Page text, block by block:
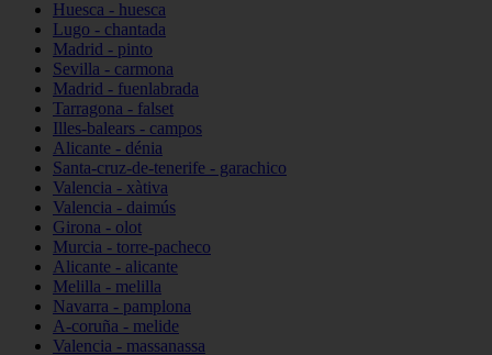
Huesca - huesca
Lugo - chantada
Madrid - pinto
Sevilla - carmona
Madrid - fuenlabrada
Tarragona - falset
Illes-balears - campos
Alicante - dénia
Santa-cruz-de-tenerife - garachico
Valencia - xàtiva
Valencia - daimús
Girona - olot
Murcia - torre-pacheco
Alicante - alicante
Melilla - melilla
Navarra - pamplona
A-coruña - melide
Valencia - massanassa